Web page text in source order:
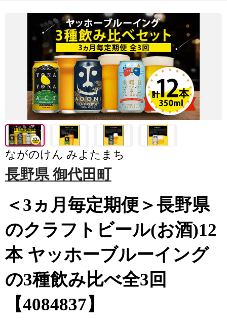
ながのけん みよたまち
長野県 御代田町
＜3ヵ月毎定期便＞長野県
のクラフトビール(お酒)12
本 ヤッホーブルーイング
の3種飲み比べ全3回
【4084837】